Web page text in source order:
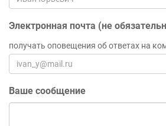
Электронная почта (не
получать оповещения об ответах на
Ваше сообщение